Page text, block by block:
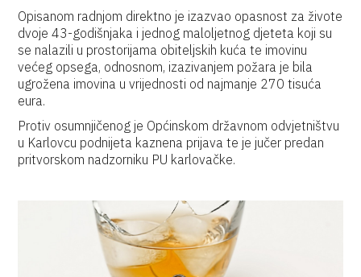
Opisanom radnjom direktno je izazvao opasnost za živote
dvoje 43-godišnjaka i jednog maloljetnog djeteta koji su
se nalazili u prostorijama obiteljskih kuća te imovinu
većeg opsega, odnosnom, izazivanjem požara je bila
ugrožena imovina u vrijednosti od najmanje 270 tisuća
eura.
Protiv osumnjičenog je Općinskom državnom odvjetništvu
u Karlovcu podnijeta kaznena prijava te je jučer predan
pritvorskom nadzorniku PU karlovačke.